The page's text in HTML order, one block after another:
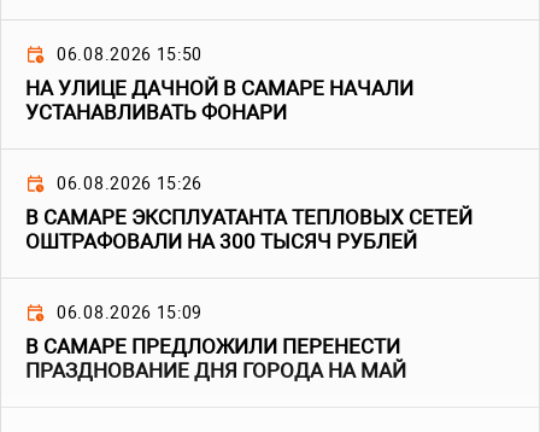
06.08.2026 15:50
НА УЛИЦЕ ДАЧНОЙ В САМАРЕ НАЧАЛИ
УСТАНАВЛИВАТЬ ФОНАРИ
06.08.2026 15:26
В САМАРЕ ЭКСПЛУАТАНТА ТЕПЛОВЫХ СЕТЕЙ
ОШТРАФОВАЛИ НА 300 ТЫСЯЧ РУБЛЕЙ
06.08.2026 15:09
В САМАРЕ ПРЕДЛОЖИЛИ ПЕРЕНЕСТИ
ПРАЗДНОВАНИЕ ДНЯ ГОРОДА НА МАЙ